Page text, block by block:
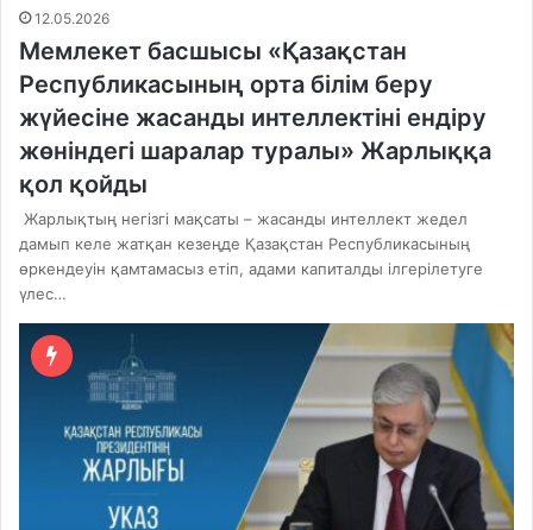
12.05.2026
Мемлекет басшысы «Қазақстан
Республикасының орта білім беру
жүйесіне жасанды интеллектіні ендіру
жөніндегі шаралар туралы» Жарлыққа
қол қойды
Жарлықтың негізгі мақсаты – жасанды интеллект жедел
дамып келе жатқан кезеңде Қазақстан Республикасының
өркендеуін қамтамасыз етіп, адами капиталды ілгерілетуге
үлес…